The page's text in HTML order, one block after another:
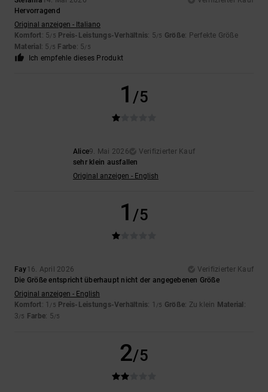
Hervorragend
Original anzeigen - Italiano
Komfort: 5/5 Preis-Leistungs-Verhältnis: 5/5 Größe: Perfekte Größe
Material : 5 /5 Farbe: 5/5
Ich empfehle dieses Produkt
1/5
Alice9. Mai 2026
Verifizierter Kauf
sehr klein ausfallen
Original anzeigen - English
1/5
Fay16. April 2026
Verifizierter Kauf
Die Größe entspricht überhaupt nicht der angegebenen Größe
Original anzeigen - English
Komfort: 1 /5 Preis-Leistungs-Verhältnis: 1 /5 Größe: Zu klein Material :
3/5 Farbe: 5/5
2/5